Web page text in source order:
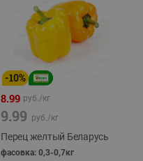
-10%
8.99 руб./кг
9.99 руб./кг
Перец желтый Беларусь
фасовка: 0,3-0,7кг